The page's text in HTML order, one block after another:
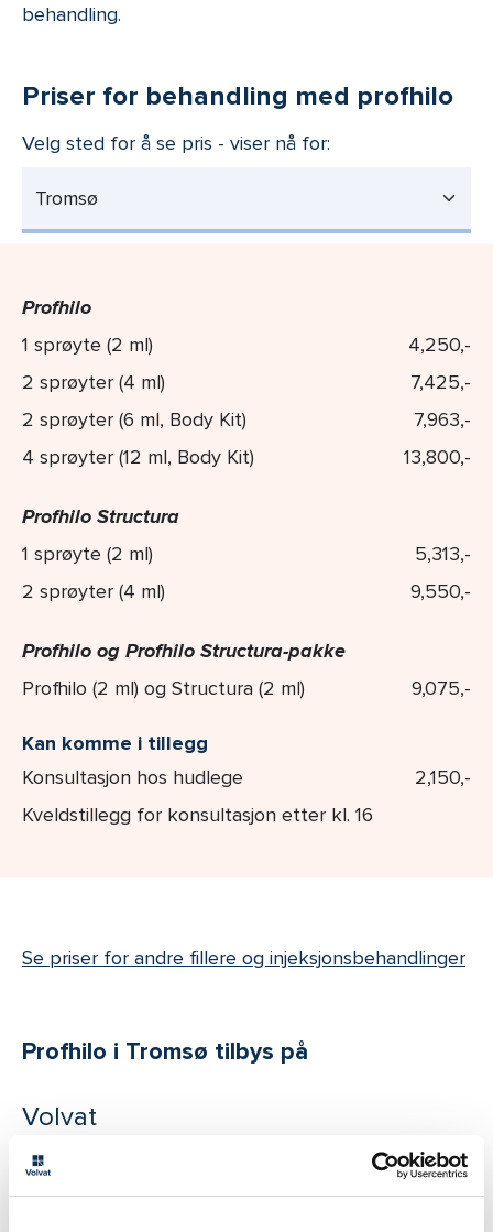
behandling.
Priser for behandling med profhilo
Velg sted for å se pris - viser nå for:
Tromsø
Profhilo
1 sprøyte (2 ml)
4,250,-
2 sprøyter (4 ml)
7,425,-
2 sprøyter (6 ml, Body Kit)
7,963,-
4 sprøyter (12 ml, Body Kit)
13,800,-
Profhilo Structura
1 sprøyte (2 ml)
5,313,-
2 sprøyter (4 ml)
9,550,-
Profhilo og Profhilo Structura-pakke
Profhilo (2 ml) og Structura (2 ml)
9,075,-
Kan komme i tillegg
Konsultasjon hos hudlege
2,150,-
Kveldstillegg for konsultasjon etter kl. 16
Se priser for andre fillere og injeksjonsbehandlinger
Profhilo i Tromsø tilbys på
Volvat
Tromsø
Skippergata 7A, 9008 Tromsø